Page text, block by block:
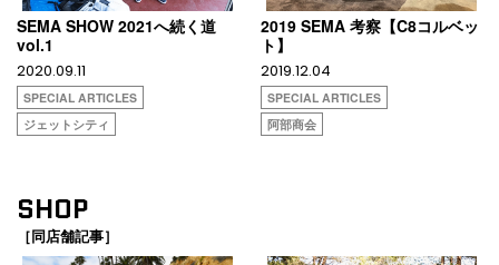
SEMA SHOW 2021へ続く道
vol.1
2020.09.11
SPECIAL ARTICLES
ジェットシティ
2019 SEMA 考察【C8コルベッ
ト】
2019.12.04
SPECIAL ARTICLES
阿部商会
SHOP
［同店舗記事］